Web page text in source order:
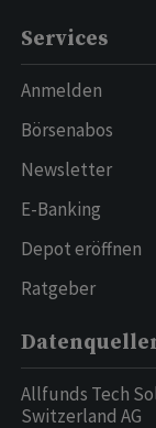
Services
Anmelden
Börsenabos
Newsletter
E-Banking
Depot eröffnen
Ratgeber
Allfunds Tech
Switzerland AG